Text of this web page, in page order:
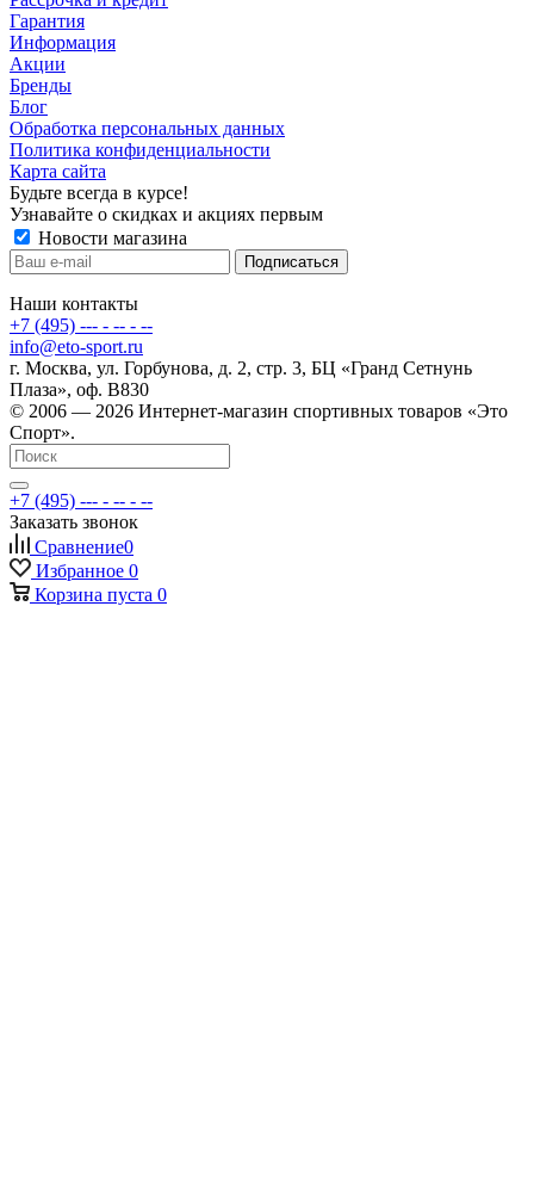
Гарантия
Информация
Акции
Бренды
Блог
Обработка персональных данных
Политика конфиденциальности
Карта сайта
Будьте всегда в курсе!
Узнавайте о скидках и акциях первым
Новости магазина
Наши контакты
+7 (495) --- - -- - --
info@eto-sport.ru
г. Москва, ул. Горбунова, д. 2, стр. 3, БЦ «Гранд Сетнунь
Плаза», оф. В830
© 2006 — 2026 Интернет-магазин спортивных товаров «Это
Спорт».
+7 (495) --- - -- - --
Заказать звонок
Сравнение0
Избранное 0
Корзина пуста 0